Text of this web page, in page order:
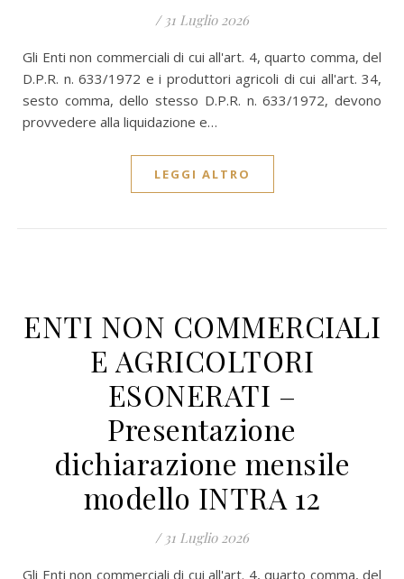
/ 31 Luglio 2026
Gli Enti non commerciali di cui all'art. 4, quarto comma, del
D.P.R. n. 633/1972 e i produttori agricoli di cui all'art. 34,
sesto comma, dello stesso D.P.R. n. 633/1972, devono
provvedere alla liquidazione e…
LEGGI ALTRO
ENTI NON COMMERCIALI
E AGRICOLTORI
ESONERATI –
Presentazione
dichiarazione mensile
modello INTRA 12
/ 31 Luglio 2026
Gli Enti non commerciali di cui all'art. 4, quarto comma, del